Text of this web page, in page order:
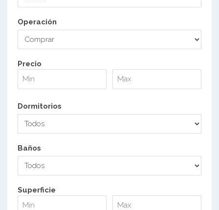
Operación
Precio
Dormitorios
Baños
Superficie